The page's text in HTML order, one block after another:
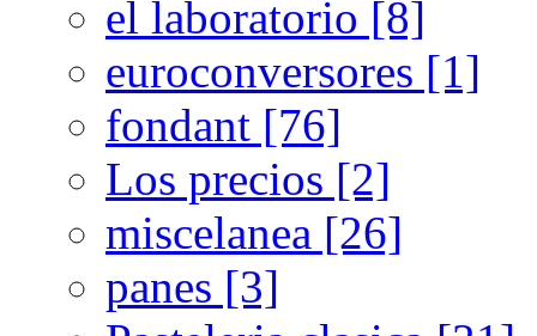
el laboratorio [8]
euroconversores [1]
fondant [76]
Los precios [2]
miscelanea [26]
panes [3]